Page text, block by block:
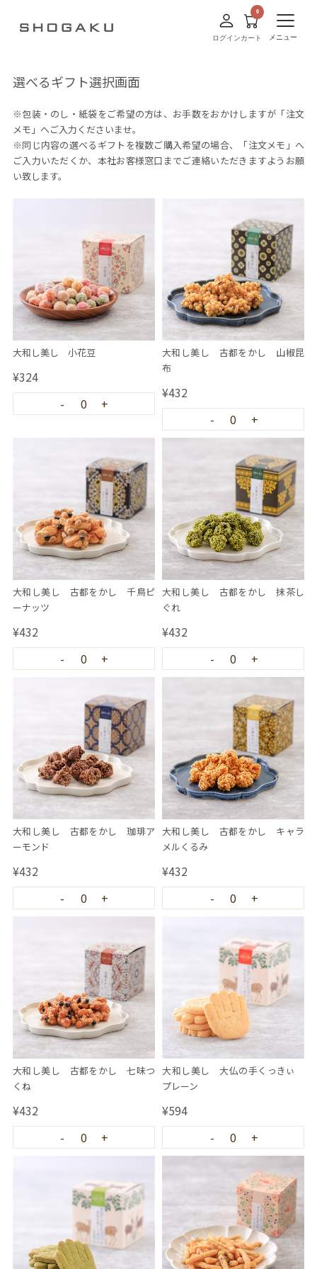
ログインカート メニュー
選べるギフト選択画面
※包装・のし・紙袋をご希望の方は、お手数をおかけしますが「注文
メモ」へご入力くださいませ。
※同じ内容の選べるギフトを複数ご購入希望の場合、「注文メモ」へ
ご入力いただくか、本社お客様窓口までご連絡いただきますようお願
い致します。
大和し美し 小花豆
¥324
-
0 +
大和し美し 古都をかし 山椒昆
布
¥432
-
0 +
大和し美し 古都をかし 千鳥ピ
ーナッツ
¥432
-
0 +
大和し美し 古都をかし 抹茶し
ぐれ
¥432
-
0 +
大和し美し 古都をかし 珈琲ア
ーモンド
¥432
-
0 +
大和し美し 古都をかし キャラ
メルくるみ
¥432
-
0 +
大和し美し 古都をかし 七味つ
くね
¥432
-
0 +
大和し美し 大仏の手くっきぃ
プレーン
¥594
-
0 +